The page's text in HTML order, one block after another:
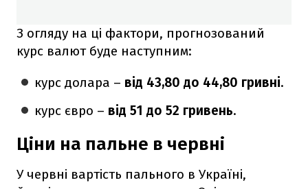
З огляду на ці фактори, прогнозований
курс валют буде наступним:
курс долара – від 43,80 до 44,80 гривні.
курс євро – від 51 до 52 гривень.
Ціни на пальне в червні
У червні вартість пального в Україні,